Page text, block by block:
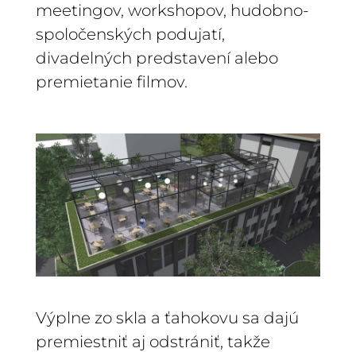
meetingov, workshopov, hudobno-
spoločenských podujatí,
divadelných predstavení alebo
premietanie filmov.
Výplne zo skla a ťahokovu sa dajú
premiestniť aj odstrániť, takže